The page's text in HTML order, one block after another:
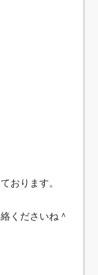
おります。
くださいね＾